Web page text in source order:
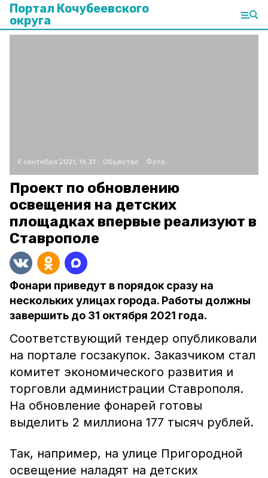
Портал Кочубеевского
округа
9 сентября 2021, 16:31 Общество Фото:
Проект по обновлению
освещения на детских
площадках впервые реализуют в
Ставрополе
Фонари приведут в порядок сразу на
нескольких улицах города. Работы должны
завершить до 31 октября 2021 года.
Соответствующий тендер опубликовали
на портале госзакупок. Заказчиком стал
комитет экономического развития и
торговли администрации Ставрополя.
На обновление фонарей готовы
выделить 2 миллиона 177 тысяч рублей.
Так, например, на улице Пригородной
освещение наладят на детских